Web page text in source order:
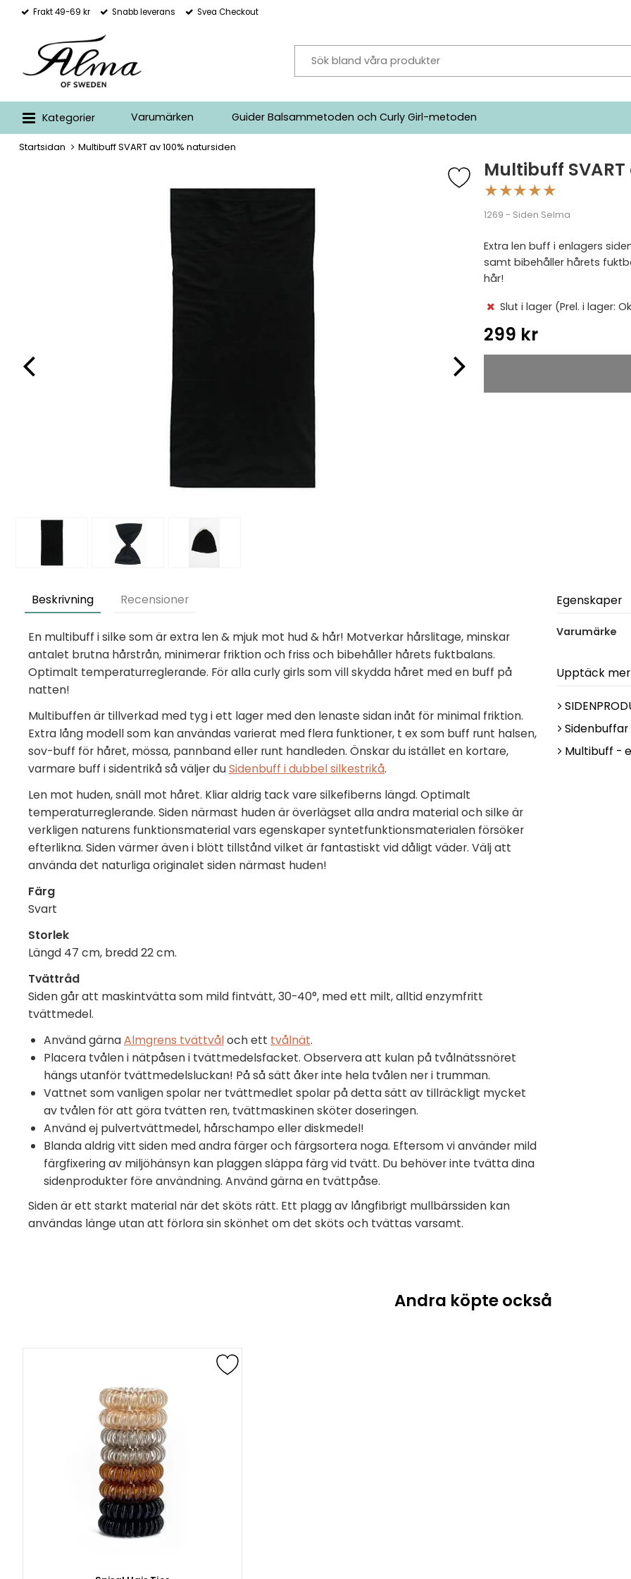
Frakt 49-69 kr Snabb leverans Svea Checkout
Kategorier Varumärken Guider Balsammetoden och Curly Girl-metoden
Startsidan Multibuff SVART av 100% natursiden
Multibuff
★★★★★
1269 - Siden Selma
Extra len buff i enlagers
samt bibehåller hårets
hår!
Slut i lager (Prel. i lager:
299 kr
Beskrivning Recensioner
En multibuff i silke som är extra len & mjuk mot hud & hår! Motverkar hårslitage, minskar
antalet brutna hårstrån, minimerar friktion och friss och bibehåller hårets fuktbalans.
Optimalt temperaturreglerande. För alla curly girls som vill skydda håret med en buff på
natten!
Multibuffen är tillverkad med tyg i ett lager med den lenaste sidan inåt för minimal friktion.
Extra lång modell som kan användas varierat med flera funktioner, t ex som buff runt halsen,
sov-buff för håret, mössa, pannband eller runt handleden. Önskar du istället en kortare,
varmare buff i sidentrikå så väljer duSidenbuff i dubbel silkestrikå.
Len mot huden, snäll mot håret. Kliar aldrig tack vare silkefiberns längd. Optimalt
temperaturreglerande. Siden närmast huden är överlägset alla andra material och silke är
verkligen naturens funktionsmaterial vars egenskaper syntetfunktionsmaterialen försöker
efterlikna. Siden värmer även i blött tillstånd vilket är fantastiskt vid dåligt väder. Välj att
använda det naturliga originalet siden närmast huden!
Färg
Svart
Storlek
Längd 47 cm, bredd 22 cm.
Tvättråd
Siden går att maskintvätta som mild fintvätt, 30-40°, med ett milt, alltid enzymfritt
tvättmedel.
Använd gärnaAlmgrens tvättvåloch ett tvålnät.
Placera tvålen i nätpåsen i tvättmedelsfacket. Observera att kulan på tvålnätssnöret
hängs utanför tvättmedelsluckan! På så sätt åker inte hela tvålen ner i trumman.
Vattnet som vanligen spolar ner tvättmedlet spolar på detta sätt av tillräckligt mycket
av tvålen för att göra tvätten ren, tvättmaskinen sköter doseringen.
Använd ej pulvertvättmedel, hårschampo eller diskmedel!
Blanda aldrig vitt siden med andra färger och färgsortera noga. Eftersom vi använder mild
färgfixering av miljöhänsyn kan plaggen släppa färg vid tvätt. Du behöver inte tvätta dina
sidenprodukter före användning. Använd gärna en tvättpåse.
Siden är ett starkt material när det sköts rätt. Ett plagg av långfibrigt mullbärssiden kan
användas länge utan att förlora sin skönhet om det sköts och tvättas varsamt.
Egenskaper
Varumärke
Upptäck mer
Sidenbuffar
Multibuff -
Andra köpte också